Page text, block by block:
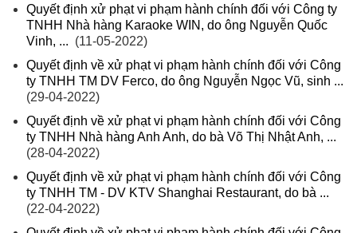
Quyết định xử phạt vi phạm hành chính đối với Công ty
TNHH Nhà hàng Karaoke WIN, do ông Nguyễn Quốc
Vinh, ... (11-05-2022)
Quyết định về xử phạt vi phạm hành chính đối với Công
ty TNHH TM DV Ferco, do ông Nguyễn Ngọc Vũ, sinh ...
(29-04-2022)
Quyết định về xử phạt vi phạm hành chính đối với Công
ty TNHH Nhà hàng Anh Anh, do bà Võ Thị Nhật Anh, ...
(28-04-2022)
Quyết định về xử phạt vi phạm hành chính đối với Công
ty TNHH TM - DV KTV Shanghai Restaurant, do bà ...
(22-04-2022)